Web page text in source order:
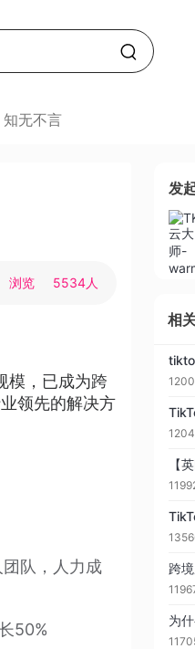
知无不言
浏览 5534人
模，已成为跨
领先的解决方
队，人力成
50%
发
相
【